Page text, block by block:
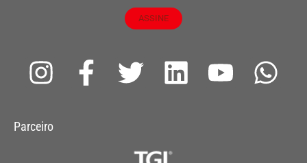
ASSINE
I
s
F
a
T
t
L
Y
W
Parceiro